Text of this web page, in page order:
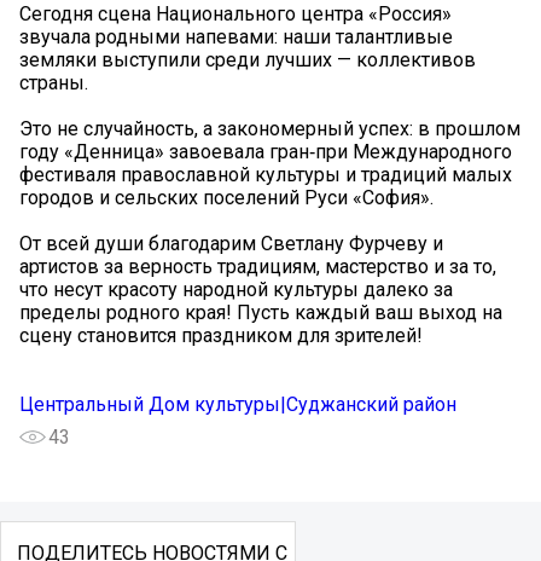
Сегодня сцена Национального центра «Россия»
звучала родными напевами: наши талантливые
земляки выступили среди лучших — коллективов
страны.
Это не случайность, а закономерный успех: в прошлом
году «Денница» завоевала гран‑при Международного
фестиваля православной культуры и традиций малых
городов и сельских поселений Руси «София».
От всей души благодарим Светлану Фурчеву и
артистов за верность традициям, мастерство и за то,
что несут красоту народной культуры далеко за
пределы родного края! Пусть каждый ваш выход на
сцену становится праздником для зрителей!
Центральный Дом культуры|Суджанский район
43
ПОДЕЛИТЕСЬ НОВОСТЯМИ С